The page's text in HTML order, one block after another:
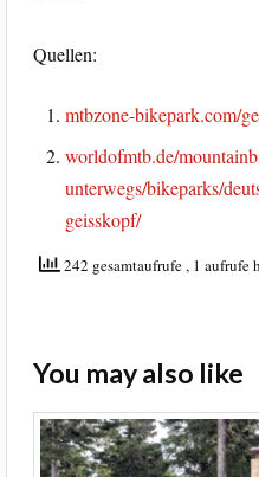
Quellen:
mtbzone-bikepark.com/
worldofmtb.de/
unterwegs/bikeparks/
geisskopf/
242 gesamtaufrufe, 1 aufrufe
You may also like